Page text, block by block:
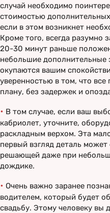
случай необходимо
стоимостью
если в этом возникнет
Кроме того, всегда разумно
20-30 минут раньше
небольшие дополнительные
окупаются вашим
уверенностью в том, что все
плану, без задержек и
• В том случае, если ваш
кабриолет, уточните,
раскладным верхом. Эта
первый взгляд деталь может
решающей даже при
дождике.
• Очень важно заранее
водителем, который будет
свадьбу. Этому человеку вы